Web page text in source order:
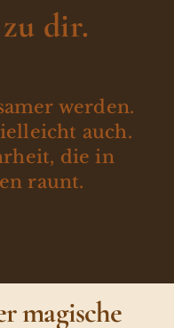
dir.
werden.
auch.
die in
raunt.
magische